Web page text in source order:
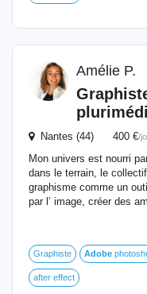
Amélie P.
Nantes (44) 400 €/
Mon univers est nourri
dans le terrain, le
graphisme comme un
par l’ image, créer des
Graphiste Adobe
after effect